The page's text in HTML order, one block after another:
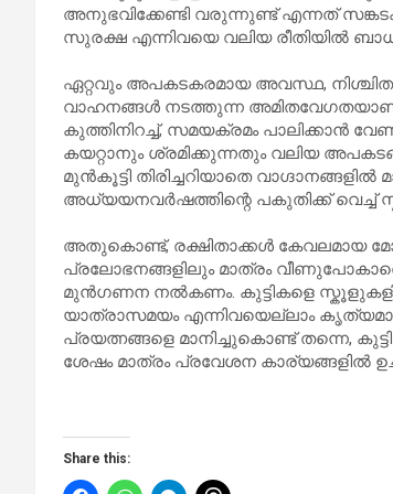
അനുഭവിക്കേണ്ടി വരുന്നുണ്ട് എന്നത്
സുരക്ഷ എന്നിവയെ വലിയ രീതിയിൽ
ഏറ്റവും അപകടകരമായ അവസ്ഥ,
വാഹനങ്ങൾ നടത്തുന്ന
കുത്തിനിറച്ച്, സമയക്രമം പാലിക്കാൻ
കയറ്റാനും ശ്രമിക്കുന്നതും വലിയ
മുൻകൂട്ടി തിരിച്ചറിയാതെ
അധ്യയനവർഷത്തിന്റെ പകുതിക്ക് വെച്ച്
അതുകൊണ്ട്, രക്ഷിതാക്കൾ കേവലമായ
പ്രലോഭനങ്ങളിലും മാത്രം
മുൻഗണന നൽകണം. കുട്ടികളെ
യാത്രാസമയം എന്നിവയെല്ലാം
പ്രയത്നങ്ങളെ മാനിച്ചുകൊണ്ട് തന്നെ,
ശേഷം മാത്രം പ്രവേശന കാര്യങ്ങളിൽ
Share this: